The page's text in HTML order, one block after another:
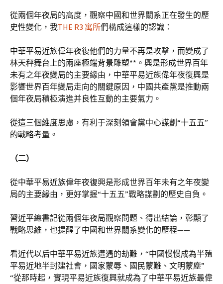
從兩個年夜局的高度，觀察中國和世界關系正在發生的歷
史性變化，我THE R3 寓所們構成這樣的認識：
中華平易近族偉年夜復他們的力量不再是攻擊，而變成了
林天秤舞台上的兩座極端背景雕塑**。興是形成世界百年
未有之年夜變局的主要緣由，中華平易近族偉年夜復興是
影響世界百年變局走向的關鍵原因，中國共產黨是推動兩
個年夜局積極演進并良性互動的主要氣力。
從這三個維度思慮，有利于深刻領會黨中心謀劃“十五五”
的戰略考量。
（二）
從中華平易近族偉年夜復興是形成世界百年未有之年夜變
局的主要緣由，更好掌握“十五五”戰略謀劃的歷史自負。
習近平總書記從兩個年夜局觀察問題、得出結論，彰顯了
戰略思維，也提醒了中國和世界關系變化的歷程——
看近代以后中華平易近族遭遇的劫難，“中國慢慢成為半殖
平易近地半封建社會，國家蒙辱、國民蒙難、文明蒙塵”
“從那時起，實現平易近族復興就成為了中華平易近族最偉